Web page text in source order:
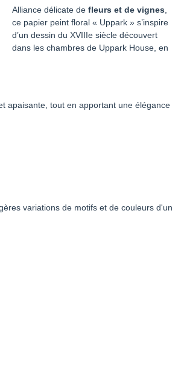
Alliance délicate de fleurs et de vignes,
ce papier peint floral « Uppark » s’inspire
d’un dessin du XVIIIe siècle découvert
dans les chambres de Uppark House, en
apaisante, tout en apportant une élégance
variations de motifs et de couleurs d'un